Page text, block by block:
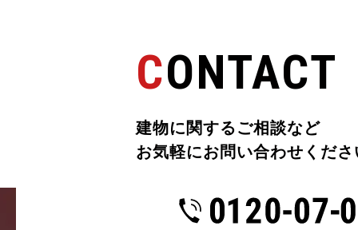
CONTACT
建物に関するご相談など
お気軽にお問い合わせくださ